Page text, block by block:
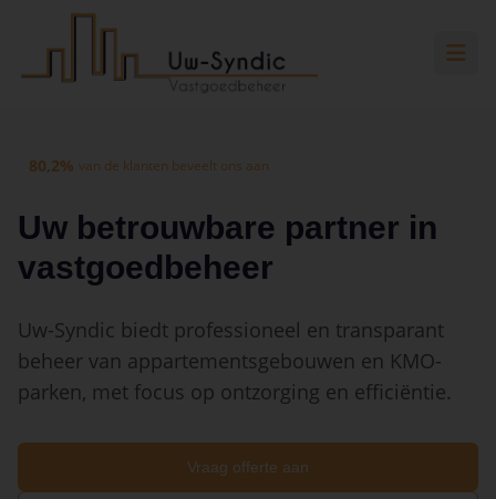
Spring naar hoofdinhoud
Spring naar hoofdinhoud
80,2% van de klanten beveelt ons aan
Uw betrouwbare partner in
vastgoedbeheer
Uw-Syndic biedt professioneel en transparant
beheer van appartementsgebouwen en KMO-
parken, met focus op ontzorging en efficiëntie.
Vraag offerte aan